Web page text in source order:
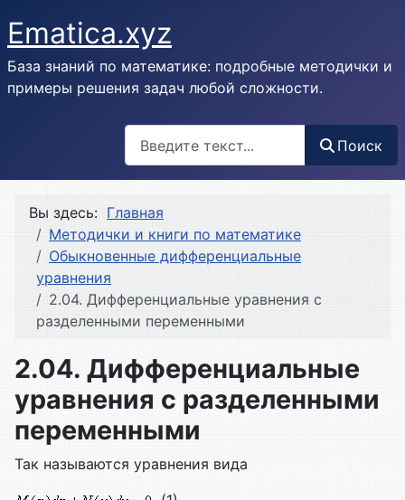
Ematica.xyz
База знаний по математике: подробные методички и
примеры решения задач любой сложности.
Поиск
Вы здесь: Главная
Методички и книги по математике
Обыкновенные дифференциальные
уравнения
2.04. Дифференциальные уравнения с
разделенными переменными
2.04. Дифференциальные
уравнения с разделенными
переменными
Так называются уравнения вида